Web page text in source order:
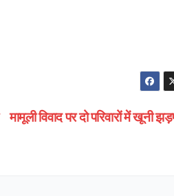
मामूली विवाद पर दो परिवारों में